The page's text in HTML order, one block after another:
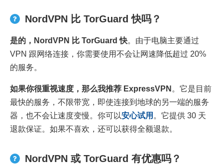
NordVPN 比 TorGuard 快吗？
是的， NordVPN 比 TorGuard快。由于电脑主要通过
VPN 跟网络连接，你需要使用不会让网速降低超过 20%
的服务。
如果你很重视速度，那么我推荐 ExpressVPN 。它是目前
最快的服务，不限带宽，即使连接到地球的另一端的服务
器，也不会让速度变慢。你可以安心试用 。它提供 30 天
退款保证。如果不喜欢，还可以获得全额退款。
NordVPN 或 TorGuard 有优惠吗？